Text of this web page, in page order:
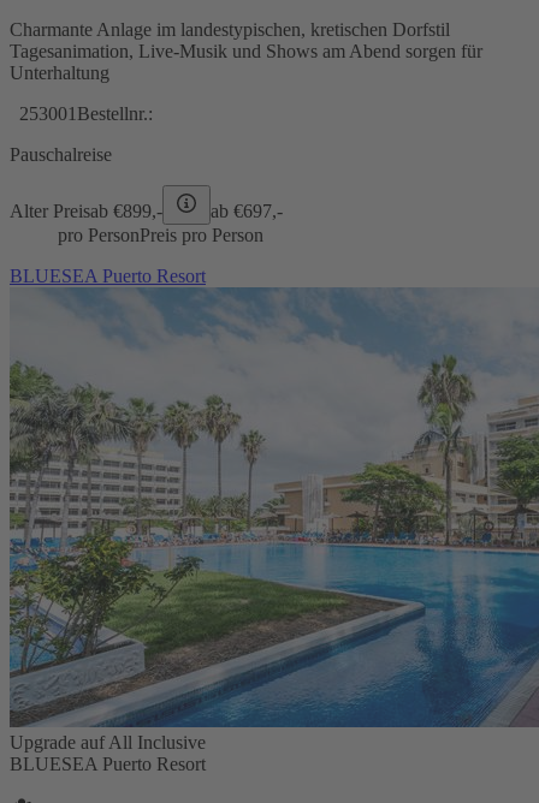
Charmante Anlage im landestypischen, kretischen Dorfstil
Tagesanimation, Live-Musik und Shows am Abend sorgen für
Unterhaltung
253001 Bestellnr.:
Pauschalreise
Alter Preisab €899,- ab €697,-
pro PersonPreis pro Person
BLUESEA Puerto Resort
Upgrade auf All Inclusive
BLUESEA Puerto Resort